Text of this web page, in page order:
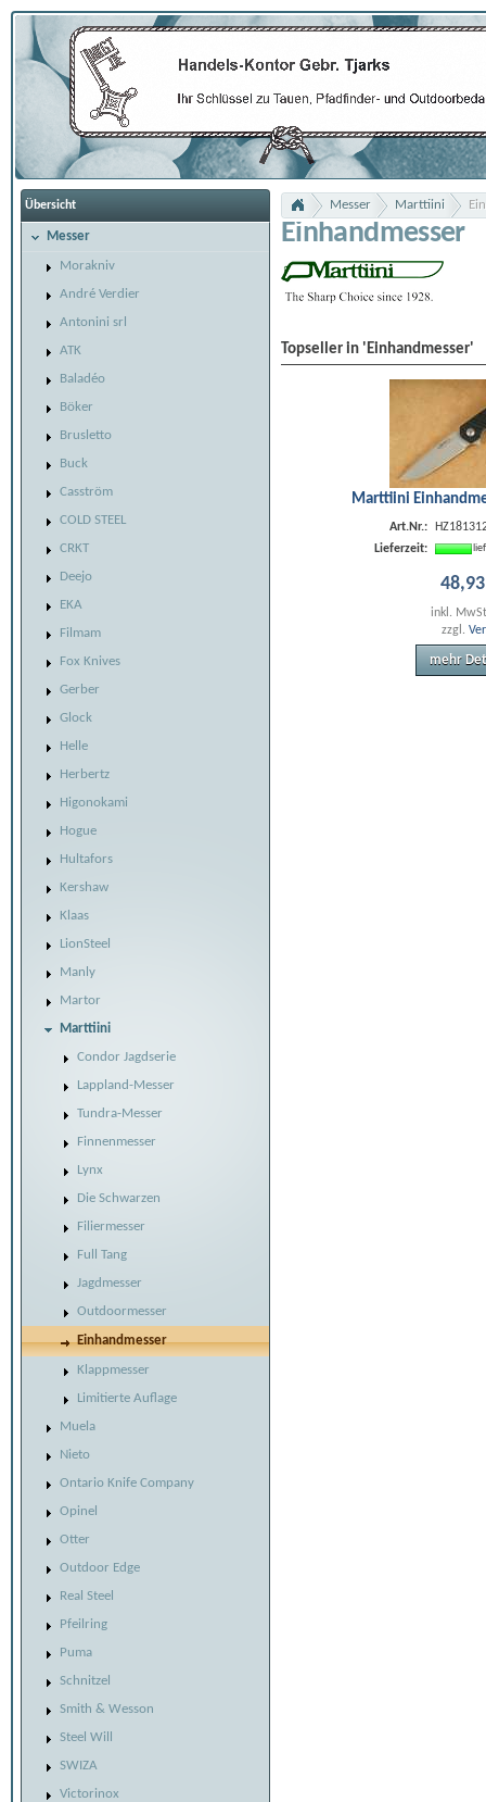
Übersicht
Messer
Morakniv
André Verdier
Antonini srl
ATK
Baladéo
Böker
Brusletto
Buck
Casström
COLD STEEL
CRKT
Deejo
EKA
Filmam
Fox Knives
Gerber
Glock
Helle
Herbertz
Higonokami
Hogue
Hultafors
Kershaw
Klaas
LionSteel
Manly
Martor
Marttiini
Condor Jagdserie
Lappland-Messer
Tundra-Messer
Finnenmesser
Lynx
Die Schwarzen
Filiermesser
Full Tang
Jagdmesser
Outdoormesser
Einhandmesser
Klappmesser
Limitierte Auflage
Muela
Nieto
Ontario Knife Company
Opinel
Otter
Outdoor Edge
Real Steel
Pfeilring
Puma
Schnitzel
Smith & Wesson
Steel Will
SWIZA
Victorinox
Messer Marttiini
Einhandmesser
Topseller in 'Einhandmesser'
Marttiini
Art.Nr.:
Lieferzeit:
48,93
inkl.
zzgl.
mehr